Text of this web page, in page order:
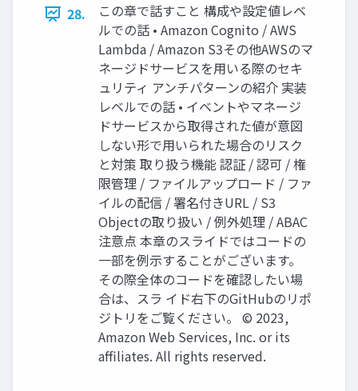
28.
この章で話すこと 構成や設定値レベ
ルでの話 • Amazon Cognito / AWS
Lambda / Amazon S3その他AWSのマ
ネージドサービスを用いる際のセキ
ュリティ アンチパターンの紹介 実装
レベルでの話 • イベントやマネージ
ドサービスから取得された値が意図
しない形で用いられた場合のリスク
と対策 取り扱う機能 認証 / 認可 / 権
限管理 / ファイルアップロード / ファ
イルの配信 / 署名付きURL / S3
Objectの取り扱い / 例外処理 / ABAC
注意点 本章のスライドではコードの
一部を例示することがございます。
その際全体のコードを確認したい場
合は、スラ イド右下のGitHubのリポ
ジトリをご覧ください。 © 2023,
Amazon Web Services, Inc. or its
affiliates. All rights reserved.